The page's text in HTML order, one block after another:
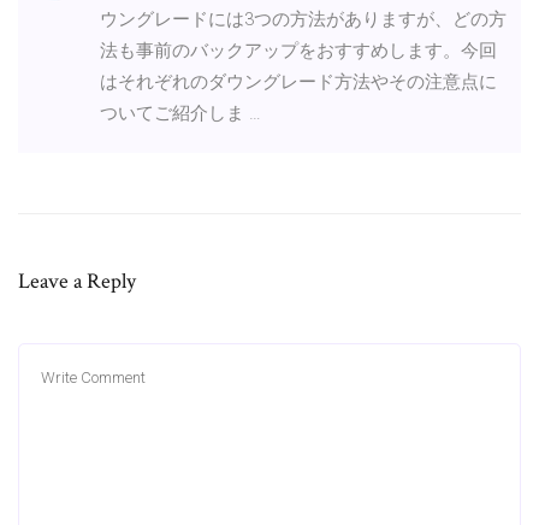
ウングレードには3つの方法がありますが、どの方
法も事前のバックアップをおすすめします。今回
はそれぞれのダウングレード方法やその注意点に
ついてご紹介しま …
Leave a Reply